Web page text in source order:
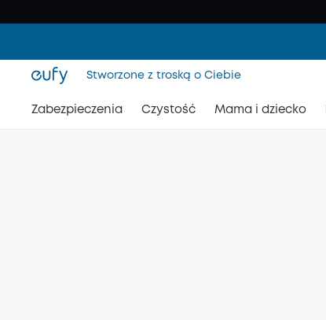
Stworzone z troską o Ciebie
Zabezpieczenia Czystość Mama i dziecko